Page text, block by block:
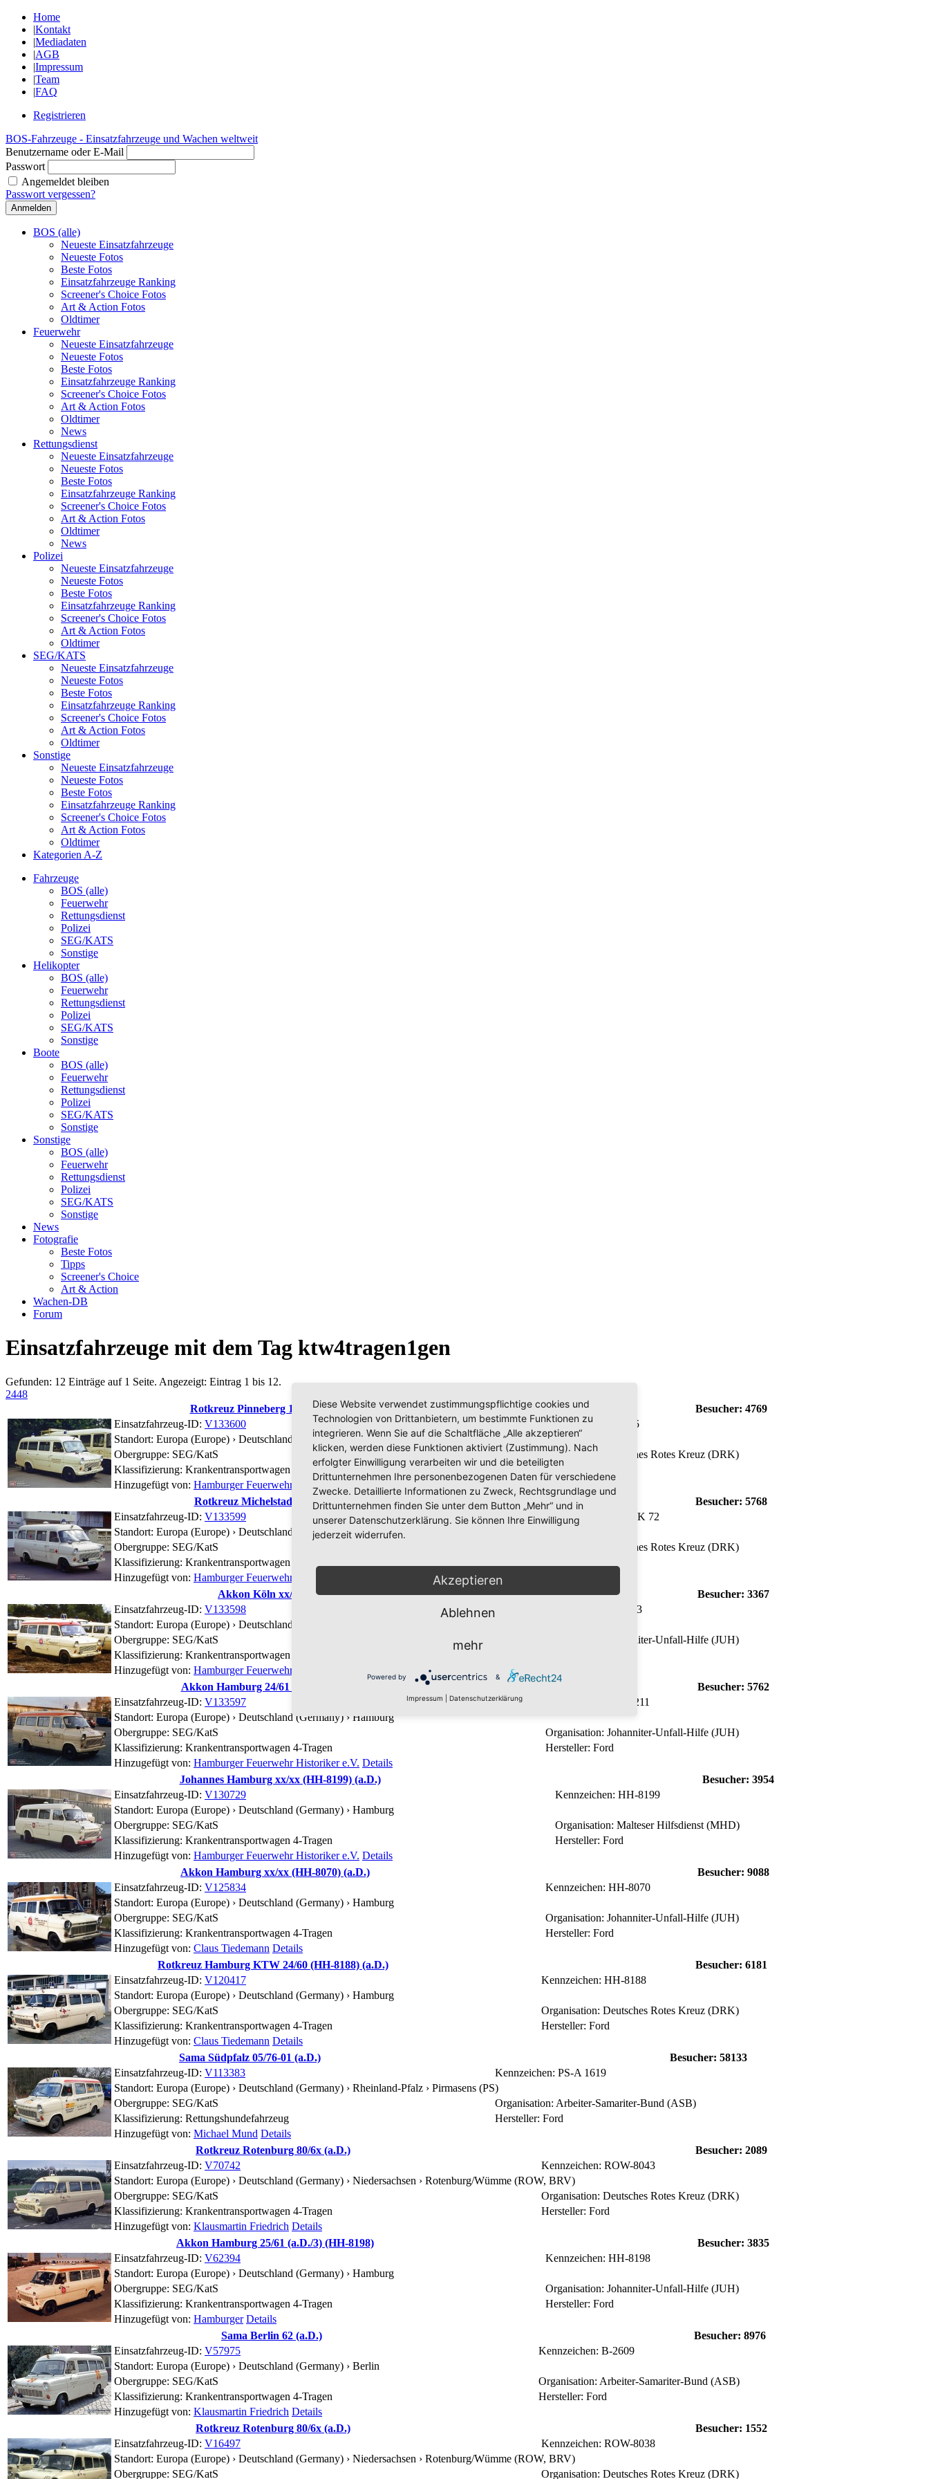
Home
|Kontakt
|Mediadaten
|AGB
|Impressum
|Team
|FAQ
Registrieren
BOS-Fahrzeuge - Einsatzfahrzeuge und Wachen weltweit
Benutzername oder E-Mail
Passwort
Angemeldet bleiben
Passwort vergessen?
BOS (alle)
Neueste Einsatzfahrzeuge
Neueste Fotos
Beste Fotos
Einsatzfahrzeuge Ranking
Screener's Choice Fotos
Art & Action Fotos
Oldtimer
Feuerwehr
Neueste Einsatzfahrzeuge
Neueste Fotos
Beste Fotos
Einsatzfahrzeuge Ranking
Screener's Choice Fotos
Art & Action Fotos
Oldtimer
News
Rettungsdienst
Neueste Einsatzfahrzeuge
Neueste Fotos
Beste Fotos
Einsatzfahrzeuge Ranking
Screener's Choice Fotos
Art & Action Fotos
Oldtimer
News
Polizei
Neueste Einsatzfahrzeuge
Neueste Fotos
Beste Fotos
Einsatzfahrzeuge Ranking
Screener's Choice Fotos
Art & Action Fotos
Oldtimer
SEG/KATS
Neueste Einsatzfahrzeuge
Neueste Fotos
Beste Fotos
Einsatzfahrzeuge Ranking
Screener's Choice Fotos
Art & Action Fotos
Oldtimer
Sonstige
Neueste Einsatzfahrzeuge
Neueste Fotos
Beste Fotos
Einsatzfahrzeuge Ranking
Screener's Choice Fotos
Art & Action Fotos
Oldtimer
Kategorien A-Z
Fahrzeuge
BOS (alle)
Feuerwehr
Rettungsdienst
Polizei
SEG/KATS
Sonstige
Helikopter
BOS (alle)
Feuerwehr
Rettungsdienst
Polizei
SEG/KATS
Sonstige
Boote
BOS (alle)
Feuerwehr
Rettungsdienst
Polizei
SEG/KATS
Sonstige
Sonstige
BOS (alle)
Feuerwehr
Rettungsdienst
Polizei
SEG/KATS
Sonstige
News
Fotografie
Beste Fotos
Tipps
Screener's Choice
Art & Action
Wachen-DB
Forum
Einsatzfahrzeuge mit dem Tag ktw4tragen1gen
Gefunden: 12 Einträge auf 1 Seite. Angezeigt: Eintrag 1 bis 12.
2448
Rotkreuz Pinneberg 10/85-01 (a.D.)
Besucher: 4769
Einsatzfahrzeug-ID: V133600
Kennzeichen: PI-5005
Standort: Europa (Europe) › Deutschland (Germany) › Schleswig-Holstein ›Pinneberg (PI)
Obergruppe: SEG/KatS
Organisation: Deutsches Rotes Kreuz (DRK)
Klassifizierung: Krankentransportwagen 4-Tragen
Hersteller: Ford
Hinzugefügt von: Hamburger Feuerwehr Historiker e.V. Details
Rotkreuz Michelstadt xx/xx (a.D.)
Besucher: 5768
Einsatzfahrzeug-ID: V133599
Kennzeichen: ERB-RK 72
Standort: Europa (Europe) › Deutschland (Germany) › Hessen ›Odenwaldkreis (ERB)
Obergruppe: SEG/KatS
Organisation: Deutsches Rotes Kreuz (DRK)
Klassifizierung: Krankentransportwagen 4-Tragen
Hinzugefügt von: Hamburger Feuerwehr Historiker e.V.
Akkon Köln xx/xx (a.D.)
Besucher: 3367
Einsatzfahrzeug-ID: V133598
Kennzeichen: K-8473
Standort: Europa (Europe) › Deutschland (Germany) › Nordrhein-Westfalen ›
Obergruppe: SEG/KatS
Organisation: Johanniter-Unfall-Hilfe (JUH)
Klassifizierung: Krankentransportwagen 4-Tragen
Hinzugefügt von: Hamburger Feuerwehr Historiker e.V.
Akkon Hamburg 24/61 (HH-8211) (a.D.)
Besucher: 5762
Einsatzfahrzeug-ID: V133597
Kennzeichen: HH-8211
Standort: Europa (Europe) › Deutschland (Germany) › Hamburg
Obergruppe: SEG/KatS
Organisation: Johanniter-Unfall-Hilfe (JUH)
Klassifizierung: Krankentransportwagen 4-Tragen
Hersteller: Ford
Hinzugefügt von: Hamburger Feuerwehr Historiker e.V. Details
Johannes Hamburg xx/xx (HH-8199) (a.D.)
Besucher: 3954
Einsatzfahrzeug-ID: V130729
Kennzeichen: HH-8199
Standort: Europa (Europe) › Deutschland (Germany) › Hamburg
Obergruppe: SEG/KatS
Organisation: Malteser Hilfsdienst (MHD)
Klassifizierung: Krankentransportwagen 4-Tragen
Hersteller: Ford
Hinzugefügt von: Hamburger Feuerwehr Historiker e.V. Details
Akkon Hamburg xx/xx (HH-8070) (a.D.)
Besucher: 9088
Einsatzfahrzeug-ID: V125834
Kennzeichen: HH-8070
Standort: Europa (Europe) › Deutschland (Germany) › Hamburg
Obergruppe: SEG/KatS
Organisation: Johanniter-Unfall-Hilfe (JUH)
Klassifizierung: Krankentransportwagen 4-Tragen
Hersteller: Ford
Hinzugefügt von: Claus Tiedemann Details
Rotkreuz Hamburg KTW 24/60 (HH-8188) (a.D.)
Besucher: 6181
Einsatzfahrzeug-ID: V120417
Kennzeichen: HH-8188
Standort: Europa (Europe) › Deutschland (Germany) › Hamburg
Obergruppe: SEG/KatS
Organisation: Deutsches Rotes Kreuz (DRK)
Klassifizierung: Krankentransportwagen 4-Tragen
Hersteller: Ford
Hinzugefügt von: Claus Tiedemann Details
Sama Südpfalz 05/76-01 (a.D.)
Besucher: 58133
Einsatzfahrzeug-ID: V113383
Kennzeichen: PS-A 1619
Standort: Europa (Europe) › Deutschland (Germany) › Rheinland-Pfalz › Pirmasens (PS)
Obergruppe: SEG/KatS
Organisation: Arbeiter-Samariter-Bund (ASB)
Klassifizierung: Rettungshundefahrzeug
Hersteller: Ford
Hinzugefügt von: Michael Mund Details
Rotkreuz Rotenburg 80/6x (a.D.)
Besucher: 2089
Einsatzfahrzeug-ID: V70742
Kennzeichen: ROW-8043
Standort: Europa (Europe) › Deutschland (Germany) › Niedersachsen › Rotenburg/Wümme (ROW, BRV)
Obergruppe: SEG/KatS
Organisation: Deutsches Rotes Kreuz (DRK)
Klassifizierung: Krankentransportwagen 4-Tragen
Hersteller: Ford
Hinzugefügt von: Klausmartin Friedrich Details
Akkon Hamburg 25/61 (a.D./3) (HH-8198)
Besucher: 3835
Einsatzfahrzeug-ID: V62394
Kennzeichen: HH-8198
Standort: Europa (Europe) › Deutschland (Germany) › Hamburg
Obergruppe: SEG/KatS
Organisation: Johanniter-Unfall-Hilfe (JUH)
Klassifizierung: Krankentransportwagen 4-Tragen
Hersteller: Ford
Hinzugefügt von: Hamburger Details
Sama Berlin 62 (a.D.)
Besucher: 8976
Einsatzfahrzeug-ID: V57975
Kennzeichen: B-2609
Standort: Europa (Europe) › Deutschland (Germany) › Berlin
Obergruppe: SEG/KatS
Organisation: Arbeiter-Samariter-Bund (ASB)
Klassifizierung: Krankentransportwagen 4-Tragen
Hersteller: Ford
Hinzugefügt von: Klausmartin Friedrich Details
Rotkreuz Rotenburg 80/6x (a.D.)
Besucher: 1552
Einsatzfahrzeug-ID: V16497
Kennzeichen: ROW-8038
Standort: Europa (Europe) › Deutschland (Germany) › Niedersachsen › Rotenburg/Wümme (ROW, BRV)
Obergruppe: SEG/KatS
Organisation: Deutsches Rotes Kreuz (DRK)
Diese Website verwendet zustimmungspflichtige cookies und
Technologien von Drittanbietern, um bestimmte Funktionen zu
integrieren. Wenn Sie auf die Schaltfläche „Alle akzeptieren“
klicken, werden diese Funktionen aktiviert (Zustimmung). Nach
erfolgter Einwilligung verarbeiten wir und die beteiligten
Drittunternehmen Ihre personenbezogenen Daten für verschiedene
Zwecke. Detaillierte Informationen zu Zweck, Rechtsgrundlage und
Drittunternehmen finden Sie unter dem Button „Mehr“ und in
unserer Datenschutzerklärung. Sie können Ihre Einwilligung
jederzeit widerrufen.
Akzeptieren
Ablehnen
mehr
Powered by &
Impressum Datenschutzerklärung